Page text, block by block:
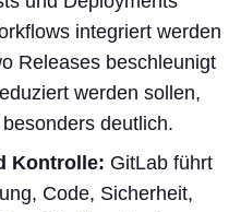
integriert werden
Releases beschleunigt
werden sollen,
deutlich.
Kontrolle: GitLab führt
Code, Sicherheit,